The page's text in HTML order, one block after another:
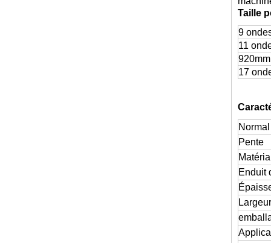
Taille
9
11
17
Normal
Pente
Enduit